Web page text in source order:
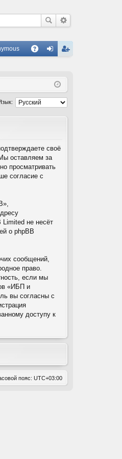
ис
своё
оставляем за
просматривать
согласие с
Limited не несёт
о phpBB
сообщений,
право.
если мы
«ИБП и
вы согласны с
доступу к
пояс: UTC+03:00